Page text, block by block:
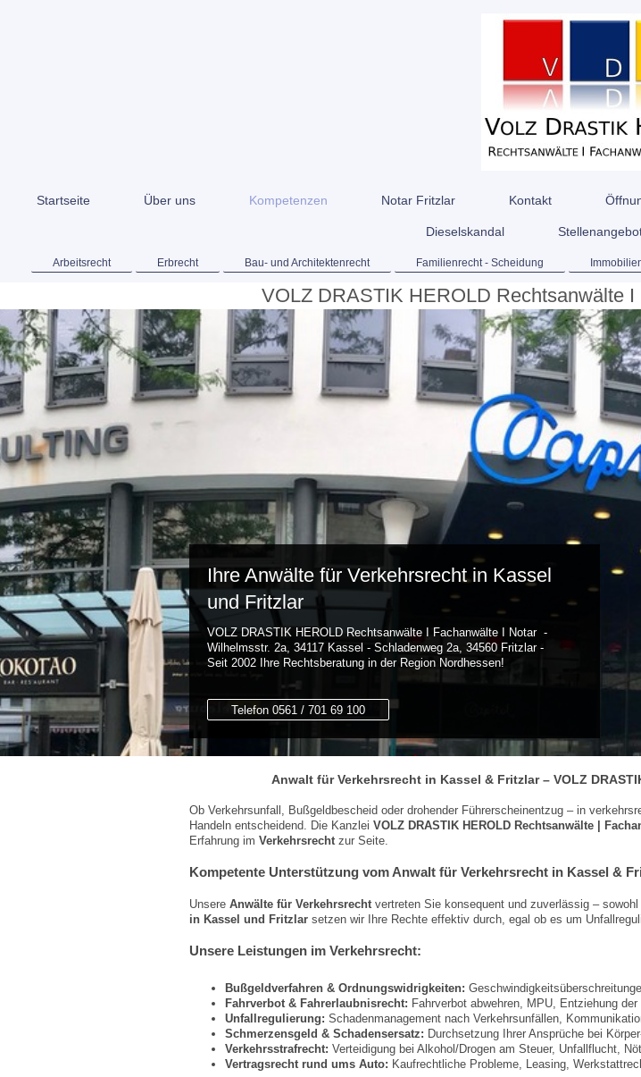
Startseite Über uns Kompetenzen Notar Fritzlar Kontakt
Dieselskandal
Arbeitsrecht Erbrecht Bau- und Architektenrecht Familienrecht - Scheidung
VOLZ DRASTIK HEROLD Rechtsanwälte
Ihre Anwälte für Verkehrsrecht in Kassel
und Fritzlar
VOLZ DRASTIK HEROLD Rechtsanwälte I Fachanwälte I Notar -
Wilhelmsstr. 2a, 34117 Kassel - Schladenweg 2a, 34560 Fritzlar -
Seit 2002 Ihre Rechtsberatung in der Region Nordhessen!
Telefon 0561 / 701 69 100
Anwalt für Verkehrsrecht in Kassel & Fritzlar – VOLZ
Ob Verkehrsunfall, Bußgeldbescheid oder drohender Führerscheinentzug – in
Handeln entscheidend. Die Kanzlei VOLZ DRASTIK HEROLD Rechtsanwälte |
Erfahrung im Verkehrsrecht zur Seite.
Kompetente Unterstützung vom Anwalt für Verkehrsrecht in Kassel &
Unsere Anwälte für Verkehrsrecht vertreten Sie konsequent und zuverlässig –
in Kassel und Fritzlar setzen wir Ihre Rechte effektiv durch, egal ob es um
Unsere Leistungen im Verkehrsrecht:
Bußgeldverfahren & Ordnungswidrigkeiten:
Fahrverbot & Fahrerlaubnisrecht: Fahrverbot abwehren, MPU, Entziehung der
Unfallregulierung: Schadenmanagement nach Verkehrsunfällen,
Schmerzensgeld & Schadensersatz: Durchsetzung Ihrer Ansprüche bei
Verkehrsstrafrecht: Verteidigung bei Alkohol/Drogen am Steuer, Unfallflucht,
Vertragsrecht rund ums Auto: Kaufrechtliche Probleme, Leasing,